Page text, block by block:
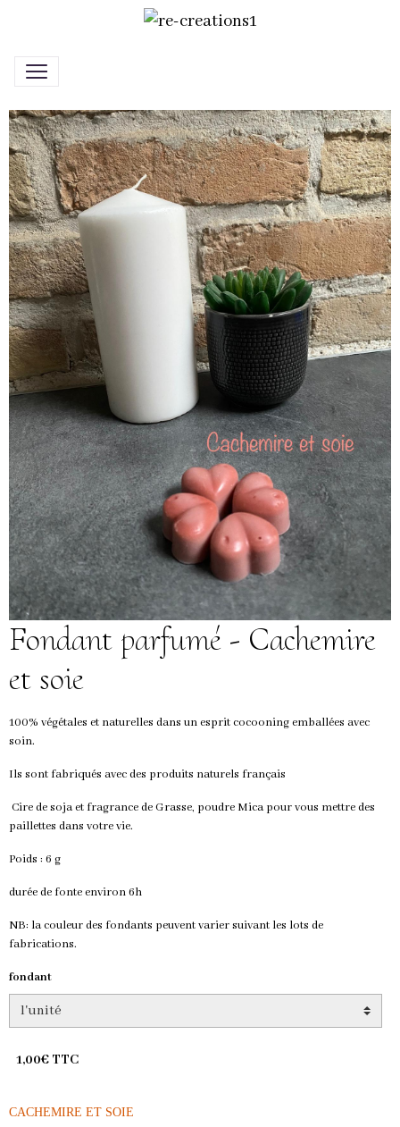
Fondant parfumé - Cachemire
et soie
100% végétales et naturelles dans un esprit cocooning emballées avec
soin.
Ils sont fabriqués avec des produits naturels français
Cire de soja et fragrance de Grasse, poudre Mica pour vous mettre des
paillettes dans votre vie.
Poids : 6 g
durée de fonte environ 6h
NB: la couleur des fondants peuvent varier suivant les lots de
fabrications.
fondant
1,00€ TTC
CACHEMIRE ET SOIE